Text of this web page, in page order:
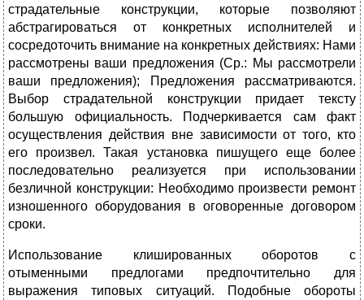
страдательные конструкции, которые позволяют
абстрагироваться от конкретных исполнителей и
сосредоточить внимание на конкретных действиях: Нами
рассмотрены ваши предложения (Ср.: Мы рассмотрели
ваши предложения); Предложения рассматриваются.
Выбор страдательной конструкции придает тексту
большую официальность. Подчеркивается сам факт
осуществления действия вне зависимости от того, кто
его произвел. Такая установка пишущего еще более
последовательно реализуется при использовании
безличной конструкции: Необходимо произвести ремонт
изношенного оборудования в оговоренные договором
сроки.
Использование клишированных оборотов с
отыменными предлогами предпочтительно для
выражения типовых ситуаций. Подобные обороты